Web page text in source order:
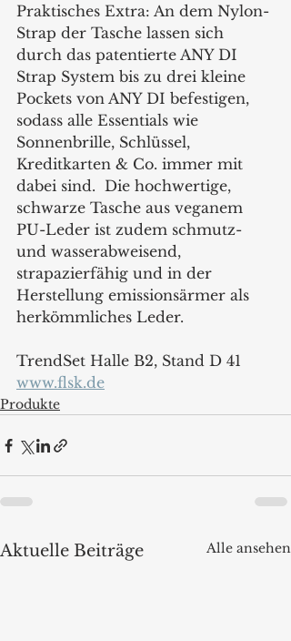
Praktisches Extra: An dem Nylon-
Strap der Tasche lassen sich
durch das patentierte ANY DI
Strap System bis zu drei kleine
Pockets von ANY DI befestigen,
sodass alle Essentials wie
Sonnenbrille, Schlüssel,
Kreditkarten & Co. immer mit
dabei sind.  Die hochwertige,
schwarze Tasche aus veganem
PU-Leder ist zudem schmutz-
und wasserabweisend,
strapazierfähig und in der
Herstellung emissionsärmer als
herkömmliches Leder.
TrendSet Halle B2, Stand D 41
www.flsk.de
Produkte
Aktuelle Beiträge Alle ansehen